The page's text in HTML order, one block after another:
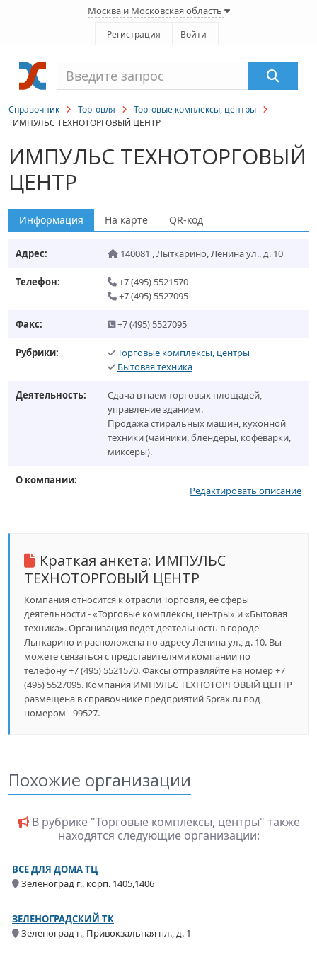
Москва и Московская область
Регистрация Войти
Справочник Торговля
Торговые комплексы, центры
ИМПУЛЬС ТЕХНОТОРГОВЫЙ ЦЕНТР
ИМПУЛЬС ТЕХНОТОРГОВЫЙ
ЦЕНТР
Информация На карте QR-код
Адрес: 140081 ,Лыткарино,Ленина ул., д. 10
Телефон:
+7 (495) 5521570
+7 (495) 5527095
Факс: +7 (495) 5527095
Рубрики:
Торговые комплексы, центры
Бытовая техника
Деятельность:
Сдача в наем торговых площадей,
управление зданием.
Продажа стиральных машин, кухонной
техники (чайники, блендеры, кофеварки,
миксеры).
О компании:
Редактировать описание
Краткая анкета: ИМПУЛЬС
ТЕХНОТОРГОВЫЙ ЦЕНТР
Компания относится к отрасли Торговля, ее сферы
деятельности - «Торговые комплексы, центры» и «Бытовая
техника». Организация ведет деятельность в городе
Лыткарино и расположена по адресу Ленина ул., д. 10. Вы
можете связаться с представителями компании по
телефону +7 (495) 5521570. Факсы отправляйте на номер +7
(495) 5527095. Компания ИМПУЛЬС ТЕХНОТОРГОВЫЙ ЦЕНТР
размещена в справочнике предприятий Sprax.ru под
номером - 99527.
Похожие организации
В рубрике "Торговые комплексы, центры" также
находятся следующие организации:
ВСЕ ДЛЯ ДОМА ТЦ
Зеленоград г., корп. 1405,1406
ЗЕЛЕНОГРАДСКИЙ ТК
Зеленоград г., Привокзальная пл., д. 1